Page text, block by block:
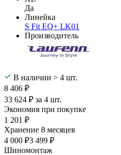
Да
Линейка
S Fit EQ+ LK01
Производитель
В наличии > 4 шт.
8 406 ₽
33 624 ₽ за 4 шт.
Экономия при покупке
1 201 ₽
Хранение 8 месяцев
4 000 ₽3 499 ₽
Шиномонтаж